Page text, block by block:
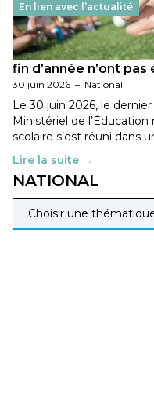
En lien avec l’actualité
Les décisions
fin d’année n’ont
30 juin 2026 – National
Le 30 juin 2026, le
Ministériel de
scolaire s’est réuni dans
Lire la suite →
NATIONAL